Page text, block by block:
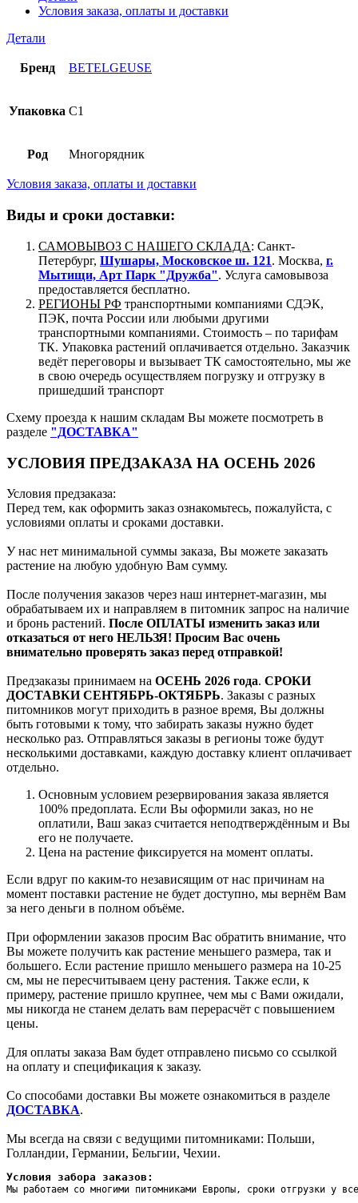
Условия заказа, оплаты и доставки
Детали
Бренд BETELGEUSE
Упаковка C1
Род Многорядник
Условия заказа, оплаты и доставки
Виды и сроки доставки:
САМОВЫВОЗ С НАШЕГО СКЛАДА: Санкт-
Петербург, Шушары, Московское ш. 121. Москва, г.
Мытищи, Арт Парк "Дружба". Услуга самовывоза
предоставляется бесплатно.
РЕГИОНЫ РФ транспортными компаниями СДЭК,
ПЭК, почта России или любыми другими
транспортными компаниями. Стоимость – по тарифам
ТК. Упаковка растений оплачивается отдельно. Заказчик
ведёт переговоры и вызывает ТК самостоятельно, мы же
в свою очередь осуществляем погрузку и отгрузку в
пришедший транспорт
Схему проезда к нашим складам Вы можете посмотреть в
разделе "ДОСТАВКА"
УСЛОВИЯ ПРЕДЗАКАЗА НА ОСЕНЬ 2026
Условия предзаказа:
Перед тем, как оформить заказ ознакомьтесь, пожалуйста, с
условиями оплаты и сроками доставки.
У нас нет минимальной суммы заказа, Вы можете заказать
растение на любую удобную Вам сумму.
После получения заказов через наш интернет-магазин, мы
обрабатываем их и направляем в питомник запрос на наличие
и бронь растений. После ОПЛАТЫ изменить заказ или
отказаться от него НЕЛЬЗЯ! Просим Вас очень
внимательно проверять заказ перед отправкой!
Предзаказы принимаем на ОСЕНЬ 2026 года. СРОКИ
ДОСТАВКИ СЕНТЯБРЬ-ОКТЯБРЬ. Заказы с разных
питомников могут приходить в разное время, Вы должны
быть готовыми к тому, что забирать заказы нужно будет
несколько раз. Отправляться заказы в регионы тоже будут
несколькими доставками, каждую доставку клиент оплачивает
отдельно.
Основным условием резервирования заказа является
100% предоплата. Если Вы оформили заказ, но не
оплатили, Ваш заказ считается неподтверждённым и Вы
его не получаете.
Цена на растение фиксируется на момент оплаты.
Если вдруг по каким-то независящим от нас причинам на
момент поставки растение не будет доступно, мы вернём Вам
за него деньги в полном объёме.
При оформлении заказов просим Вас обратить внимание, что
Вы можете получить как растение меньшего размера, так и
большего. Если растение пришло меньшего размера на 10-25
см, мы не пересчитываем цену растения. Также если, к
примеру, растение пришло крупнее, чем мы с Вами ожидали,
мы никогда не станем делать вам перерасчёт с повышением
цены.
Для оплаты заказа Вам будет отправлено письмо со ссылкой
на оплату и спецификация к заказу.
Со способами доставки Вы можете ознакомиться в разделе
ДОСТАВКА.
Мы всегда на связи с ведущими питомниками: Польши,
Голландии, Германии, Бельгии, Чехии.
Условия забора заказов:
Мы работаем со многими питомниками Европы, сроки отгрузки у